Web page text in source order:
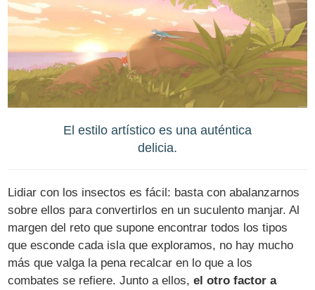
El estilo artístico es una auténtica
delicia.
Lidiar con los insectos es fácil: basta con abalanzarnos
sobre ellos para convertirlos en un suculento manjar. Al
margen del reto que supone encontrar todos los tipos
que esconde cada isla que exploramos, no hay mucho
más que valga la pena recalcar en lo que a los
combates se refiere. Junto a ellos,el otro factor a